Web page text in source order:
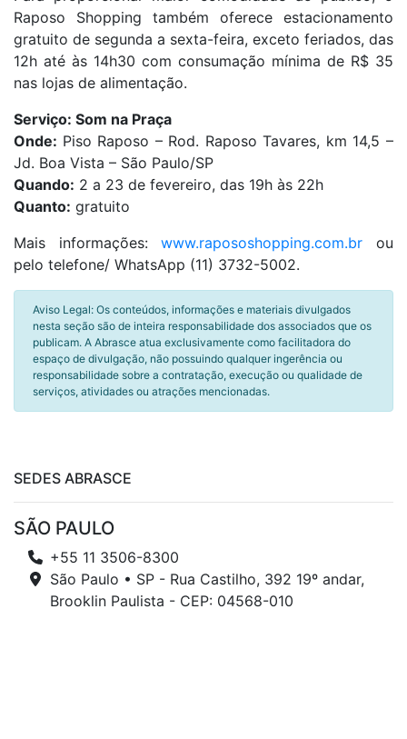
Raposo Shopping também oferece estacionamento
gratuito de segunda a sexta-feira, exceto feriados, das
12h até às 14h30 com consumação mínima de R$ 35
nas lojas de alimentação.
Serviço: Som na Praça
Onde: Piso Raposo – Rod. Raposo Tavares, km 14,5 –
Jd. Boa Vista – São Paulo/SP
Quando: 2 a 23 de fevereiro, das 19h às 22h
Quanto: gratuito
Mais informações:www.rapososhopping.com.br ou
pelo telefone/ WhatsApp (11) 3732-5002.
Aviso Legal: Os conteúdos, informações e materiais divulgados
nesta seção são de inteira responsabilidade dos associados que os
publicam. A Abrasce atua exclusivamente como facilitadora do
espaço de divulgação, não possuindo qualquer ingerência ou
responsabilidade sobre a contratação, execução ou qualidade de
serviços, atividades ou atrações mencionadas.
SEDES ABRASCE
SÃO PAULO
+55 11 3506-8300
São Paulo • SP - Rua Castilho, 392 19º andar,
Brooklin Paulista - CEP: 04568-010